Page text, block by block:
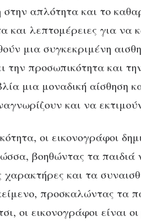
απλότητα και το
και λεπτομέρειες για
μια συγκεκριμένη
την προσωπικότητα και
μια μοναδική αίσθηση
και να
οι εικονογράφοι
βοηθώντας τα
χαρακτήρες και τα
προσκαλώντας τα
οι εικονογράφοι είναι